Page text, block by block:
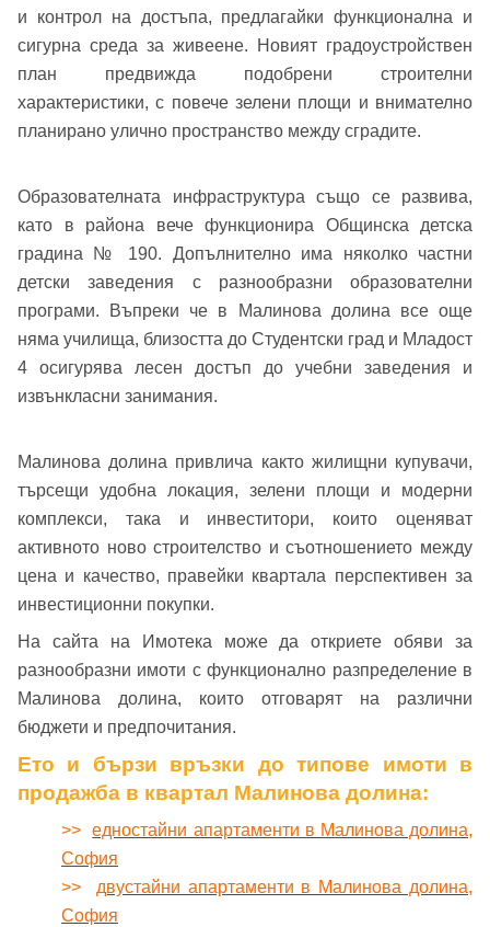
Вход Регистрация
Парола
и контрол на достъпа, предлагайки функционална и
сигурна среда за живеене. Новият градоустройствен
план предвижда подобрени строителни
характеристики, с повече зелени площи и внимателно
планирано улично пространство между сградите.
Образователната инфраструктура също се развива,
като в района вече функционира Общинска детска
градина № 190. Допълнително има няколко частни
детски заведения с разнообразни образователни
програми. Въпреки че в Малинова долина все още
няма училища, близостта до Студентски град и Младост
4 осигурява лесен достъп до учебни заведения и
извънкласни занимания.
Малинова долина привлича както жилищни купувачи,
търсещи удобна локация, зелени площи и модерни
комплекси, така и инвеститори, които оценяват
активното ново строителство и съотношението между
цена и качество, правейки квартала перспективен за
инвестиционни покупки.
На сайта на Имотека може да откриете обяви за
разнообразни имоти с функционално разпределение в
Малинова долина, които отговарят на различни
бюджети и предпочитания.
Ето и бързи връзки до типове имоти в
продажба в квартал Малинова долина:
>>едностайни апартаменти в Малинова долина,
София
>> двустайни апартаменти в Малинова долина,
София
Имейл адрес*
Телефон*
▼
Вашето запитване стигна до нас. Ще
се обадим възможно най-бързо.